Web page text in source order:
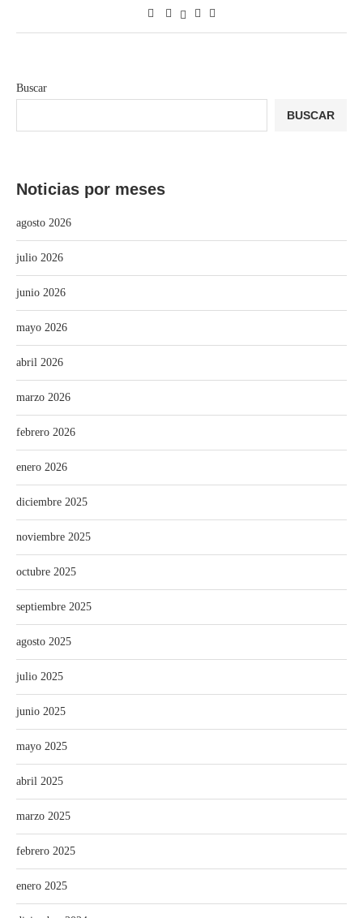
Buscar
BUSCAR
Noticias por meses
agosto 2026
julio 2026
junio 2026
mayo 2026
abril 2026
marzo 2026
febrero 2026
enero 2026
diciembre 2025
noviembre 2025
octubre 2025
septiembre 2025
agosto 2025
julio 2025
junio 2025
mayo 2025
abril 2025
marzo 2025
febrero 2025
enero 2025